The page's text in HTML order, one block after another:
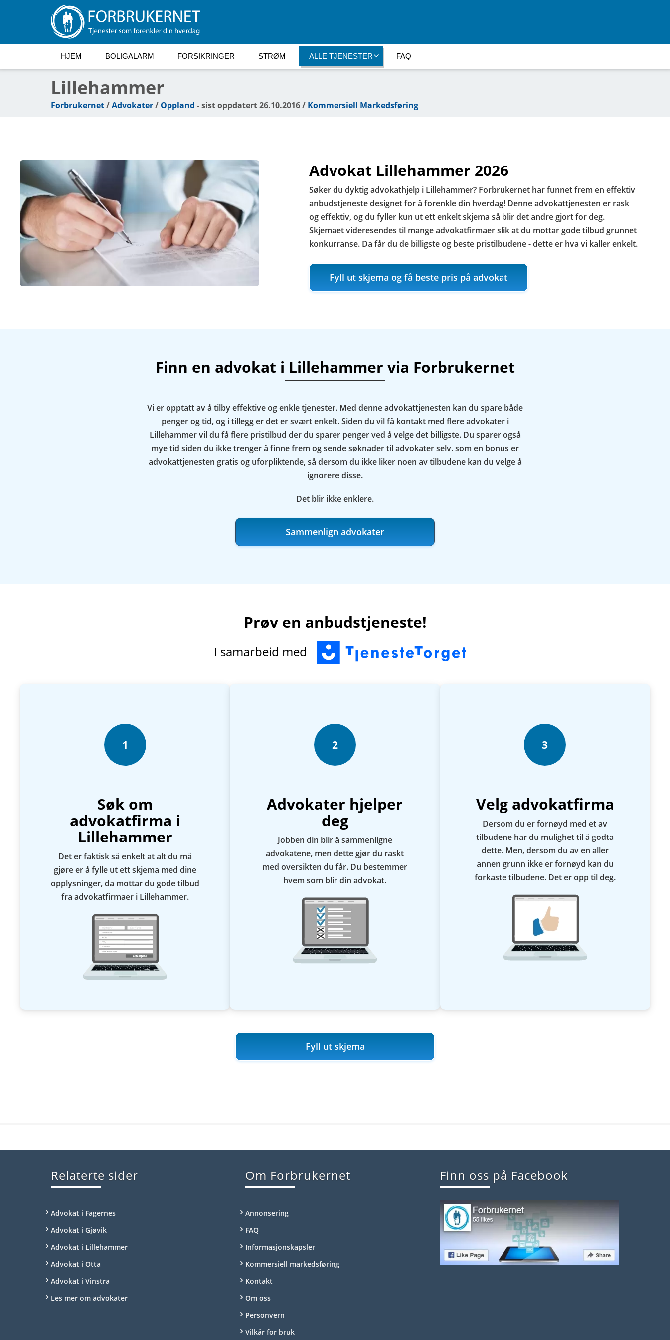
HJEM BOLIGALARM FORSIKRINGER STRØM ALLE TJENESTER FAQ
Lillehammer
Forbrukernet/Advokater/ Oppland - sist oppdatert 26.10.2016 / Kommersiell Markedsføring
Advokat Lillehammer 2026
Søker du dyktig advokathjelp i Lillehammer? Forbrukernet har funnet frem en effektiv
anbudstjeneste designet for å forenkle din hverdag! Denne advokattjenesten er rask
og effektiv, og du fyller kun ut ett enkelt skjema så blir det andre gjort for deg.
Skjemaet videresendes til mange advokatfirmaer slik at du mottar gode tilbud grunnet
konkurranse. Da får du de billigste og beste pristilbudene - dette er hva vi kaller enkelt.
Fyll ut skjema og få beste pris på advokat
Finn en advokat i Lillehammer via Forbrukernet
Vi er opptatt av å tilby effektive og enkle tjenester. Med denne advokattjenesten kan du spare både
penger og tid, og i tillegg er det er svært enkelt. Siden du vil få kontakt med flere advokater i
Lillehammer vil du få flere pristilbud der du sparer penger ved å velge det billigste. Du sparer også
mye tid siden du ikke trenger å finne frem og sende søknader til advokater selv. som en bonus er
advokattjenesten gratis og uforpliktende, så dersom du ikke liker noen av tilbudene kan du velge å
ignorere disse.
Det blir ikke enklere.
Sammenlign advokater
Prøv en anbudstjeneste!
I samarbeid med
1
Søk om
advokatfirma i
Lillehammer
Det er faktisk så enkelt at alt du må
gjøre er å fylle ut ett skjema med dine
opplysninger, da mottar du gode tilbud
fra advokatfirmaer i Lillehammer.
2
Advokater hjelper
deg
Jobben din blir å sammenligne
advokatene, men dette gjør du raskt
med oversikten du får. Du bestemmer
hvem som blir din advokat.
3
Velg advokatfirma
Dersom du er fornøyd med et av
tilbudene har du mulighet til å godta
dette. Men, dersom du av en aller
annen grunn ikke er fornøyd kan du
forkaste tilbudene. Det er opp til deg.
Fyll ut skjema
Relaterte sider
Advokat i Fagernes
Advokat i Gjøvik
Advokat i Lillehammer
Advokat i Otta
Advokat i Vinstra
Les mer om advokater
Om Forbrukernet
Annonsering
FAQ
Informasjonskapsler
Kommersiell markedsføring
Kontakt
Om oss
Personvern
Vilkår for bruk
Finn oss på Facebook